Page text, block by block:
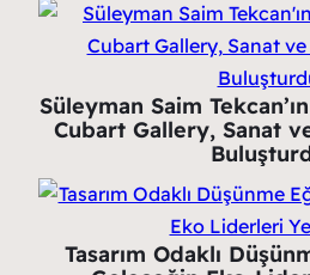
Süleyman Saim
Cubart Gallery, Sanat
Tasarım Odaklı